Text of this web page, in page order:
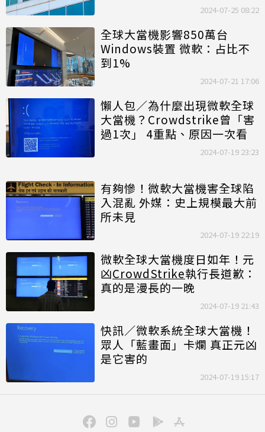
2024-07-25 08:22
全球大當機影響850萬台
Windows裝置 微軟：占比不
到1%
2024-07-21 17:06
懶人包／為什麼出現微軟全球
大當機？Crowdstrike曾「害
過1次」 4重點、原因一次看
2024-07-19 23:23
有夠慘！微軟大當機害全球陷
入混亂 外媒：史上規模最大前
所未見
2024-07-19 22:19
微軟全球大當機度日如年！元
凶CrowdStrike執行長道歉：
真的是漫長的一晚
2024-07-19 21:43
快訊／微軟系統全球大當機！
眾人「藍畫面」卡爛 真正元凶
是它害的
2024-07-19 15:17